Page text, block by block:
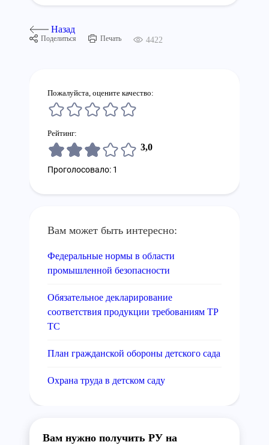
Назад
Поделиться Печать 4422
Пожалуйста, оцените качество:
Рейтинг:
3,0
Проголосовало: 1
Вам может быть интересно:
Федеральные нормы в области
промышленной безопасности
Обязательное декларирование
соответствия продукции требованиям ТР
ТС
План гражданской обороны детского сада
Охрана труда в детском саду
Вам нужно получить РУ на